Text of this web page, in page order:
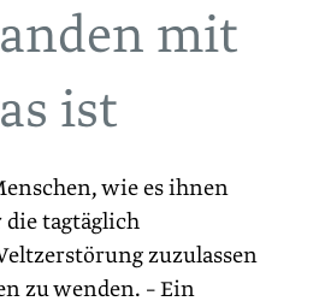
mit
ist
wie es ihnen
tagtäglich
zuzulassen
zu wenden. – Ein